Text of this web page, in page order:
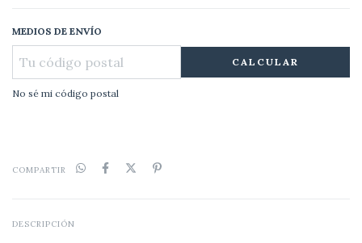
MEDIOS DE ENVÍO
CALCULAR
No sé mi código postal
COMPARTIR
DESCRIPCIÓN